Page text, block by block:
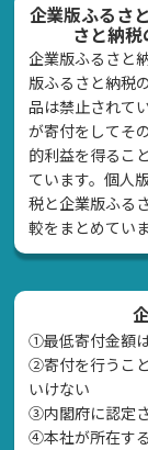
企業版ふるさ
さと納
企業版ふるさと
版ふるさと納税
品は禁止されて
が寄付をしてそ
的利益を得るこ
ています。個人
税と企業版ふる
較をまとめていま
①最低寄付金額
②寄付を行うこ
いけない
➂内閣府に認定
④本社が所在す